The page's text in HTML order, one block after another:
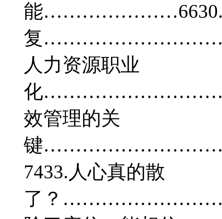
能…………………6630.
复
人力资源职业
化
效管理的关
键
7433.人心真的散
了？